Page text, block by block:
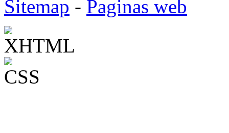
Sitemap - Paginas web